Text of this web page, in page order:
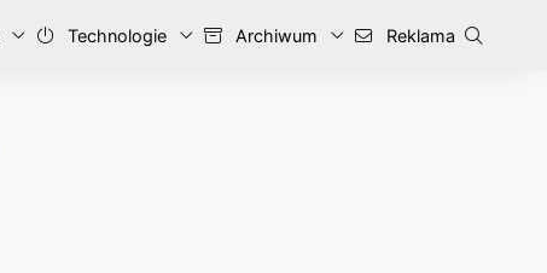
Technologie Archiwum Reklama